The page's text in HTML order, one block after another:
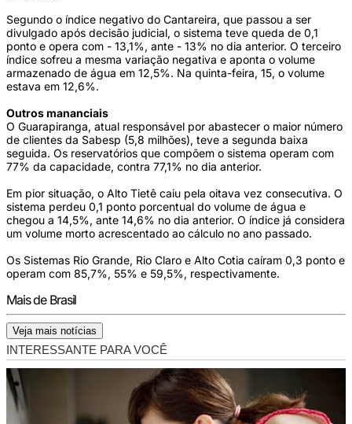
Segundo o índice negativo do Cantareira, que passou a ser
divulgado após decisão judicial, o sistema teve queda de 0,1
ponto e opera com - 13,1%, ante - 13% no dia anterior. O terceiro
índice sofreu a mesma variação negativa e aponta o volume
armazenado de água em 12,5%. Na quinta-feira, 15, o volume
estava em 12,6%.
Outros mananciais
O Guarapiranga, atual responsável por abastecer o maior número
de clientes da Sabesp (5,8 milhões), teve a segunda baixa
seguida. Os reservatórios que compõem o sistema operam com
77% da capacidade, contra 77,1% no dia anterior.
Em pior situação, o Alto Tietê caiu pela oitava vez consecutiva. O
sistema perdeu 0,1 ponto porcentual do volume de água e
chegou a 14,5%, ante 14,6% no dia anterior. O índice já considera
um volume morto acrescentado ao cálculo no ano passado.
Os Sistemas Rio Grande, Rio Claro e Alto Cotia caíram 0,3 ponto e
operam com 85,7%, 55% e 59,5%, respectivamente.
Mais de Brasil
Veja mais notícias